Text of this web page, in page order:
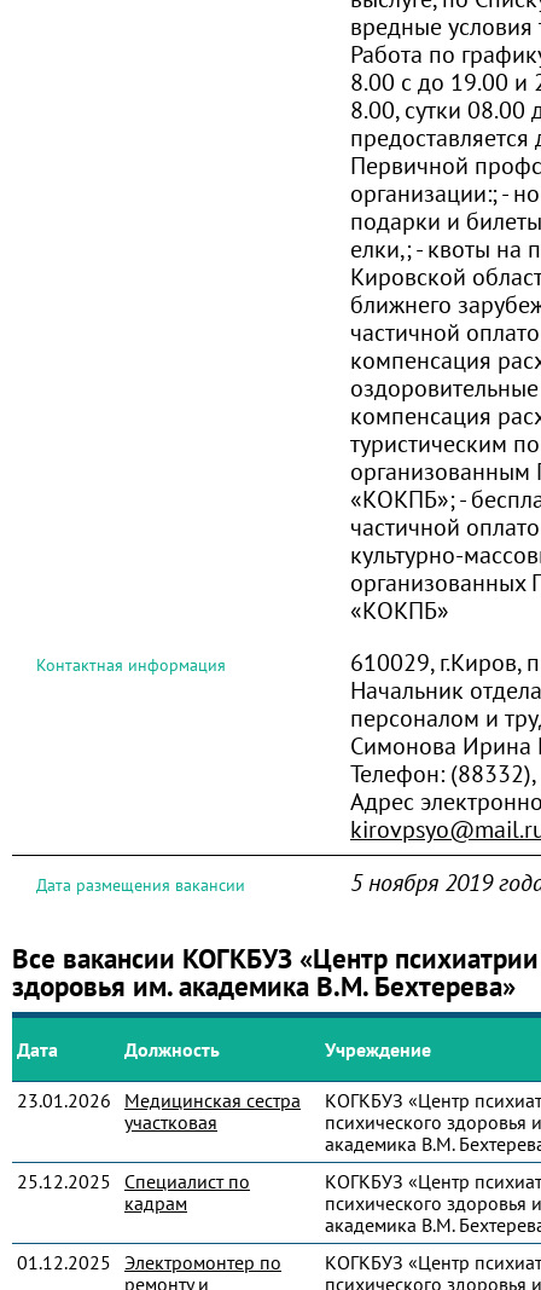
вредные условия
Работа по
8.00 с до 19.00 и
8.00, сутки 08.00
Первичной
организации:; -
подарки и
елки,; - квоты на
Кировской
ближнего
частичной
компенсация
компенсация
туристическим
«КОКПБ»; -
частичной
культурно-
«КОКПБ»
Контактная информация
610029, г.Киров,
Начальник
персоналом и
Симонова Ирина
Телефон:
Адрес
Дата размещения вакансии 5 ноября 2019
Все вакансии КОГКБУЗ «Центр
здоровья им. академика В.М. Бехтерева»
Дата Должность Учреждение
23.01.2026
Медицинская сестра
участковая
КОГКБУЗ «Центр
психического здоровья
академика В.М.
25.12.2025
Специалист по
кадрам
КОГКБУЗ «Центр
психического здоровья
академика В.М.
01.12.2025 Электромонтер по
ремонту и
КОГКБУЗ «Центр
психического здоровья